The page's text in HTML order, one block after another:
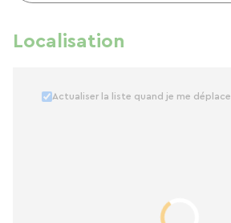
Localisation
Actualiser la liste quand je me déplace